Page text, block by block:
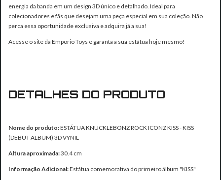
energia da banda em um design 3D único e detalhado. Ideal para
colecionadores e fãs que desejam uma peça especial em sua coleção. Não
perca essa oportunidade exclusiva e adquira já a sua!
Acesse o site da Emporio Toys e garanta a sua estátua hoje mesmo!
DETALHES DO PRODUTO
Nome do produto:ESTÁTUA KNUCKLEBONZ ROCK ICONZ KISS - KISS
(DEBUT ALBUM) 3D VYNIL
Altura aproximada:30.4 cm
Informação Adicional:Estátua comemorativa do primeiro álbum "KISS"